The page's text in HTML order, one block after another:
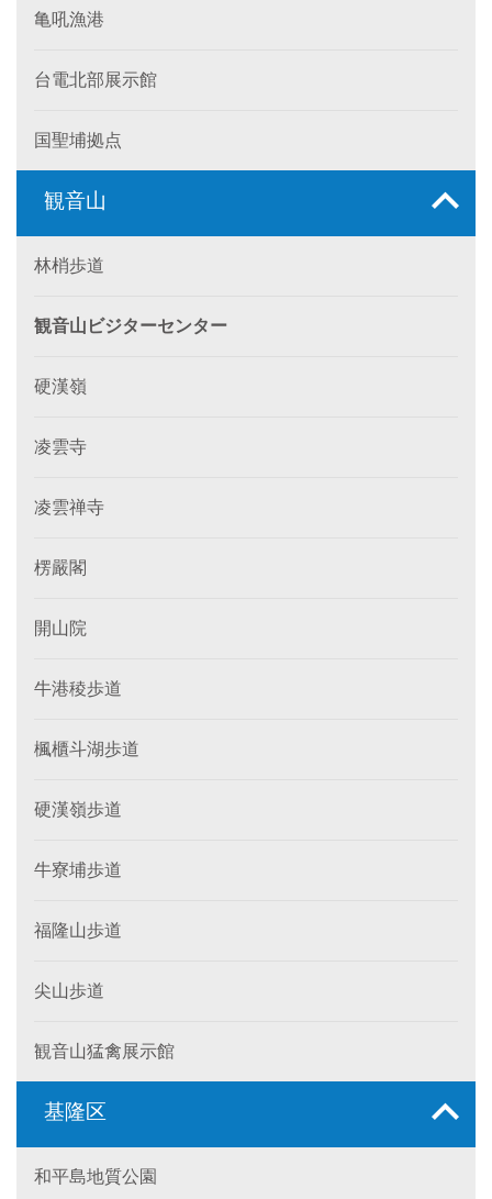
亀吼漁港
台電北部展示館
国聖埔拠点
観音山
林梢歩道
観音山ビジターセンター
硬漢嶺
凌雲寺
凌雲禅寺
楞嚴閣
開山院
牛港稜歩道
楓櫃斗湖歩道
硬漢嶺歩道
牛寮埔歩道
福隆山歩道
尖山歩道
観音山猛禽展示館
基隆区
和平島地質公園